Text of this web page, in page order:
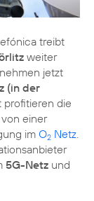
treibt
weiter
jetzt
(in der
profitieren die
einer
im O2 Netz
5G-Netz und